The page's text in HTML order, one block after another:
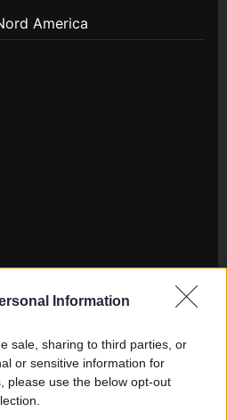
Information
sale, sharing to third parties, or
or sensitive information for
please use the below opt-out
America